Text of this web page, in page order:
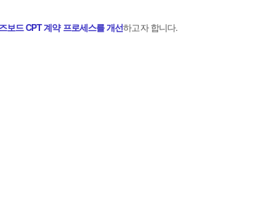
보드 CPT 계약 프로세스를 개선하고자 합니다.